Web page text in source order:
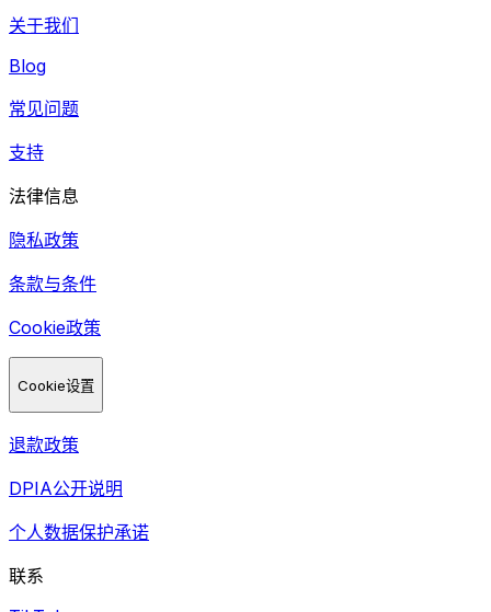
关于我们
Blog
常见问题
支持
法律信息
隐私政策
条款与条件
Cookie政策
Cookie设置
退款政策
DPIA公开说明
个人数据保护承诺
联系